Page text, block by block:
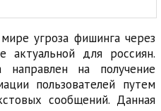
угроза фишинга через
актуальной для россиян.
на получение
пользователей путем
сообщений. Данная